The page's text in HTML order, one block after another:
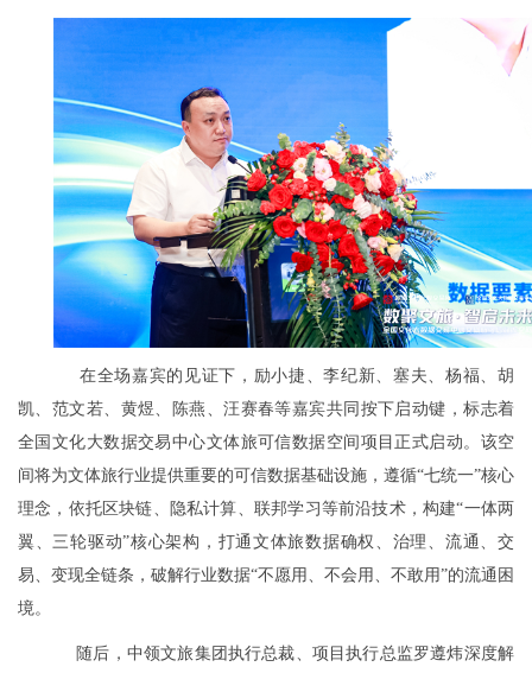
在全场嘉宾的见证下，励小捷、李纪新、塞夫、杨福、胡
凯、范文若、黄煜、陈燕、汪赛春等嘉宾共同按下启动键，标志着
全国文化大数据交易中心文体旅可信数据空间项目正式启动。该空
间将为文体旅行业提供重要的可信数据基础设施，遵循“七统一”核心
理念，依托区块链、隐私计算、联邦学习等前沿技术，构建“一体两
翼、三轮驱动”核心架构，打通文体旅数据确权、治理、流通、交
易、变现全链条，破解行业数据“不愿用、不会用、不敢用”的流通困
境。
随后，中领文旅集团执行总裁、项目执行总监罗遵炜深度解